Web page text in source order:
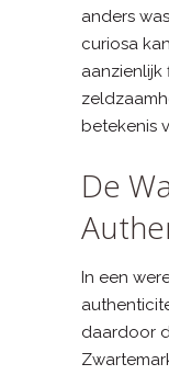
anders
curiosa
aanzienlijk
betekenis
De
In een
daardoor